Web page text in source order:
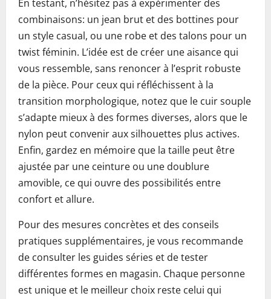
En testant, n’hésitez pas à expérimenter des
combinaisons: un jean brut et des bottines pour
un style casual, ou une robe et des talons pour un
twist féminin. L’idée est de créer une aisance qui
vous ressemble, sans renoncer à l’esprit robuste
de la pièce. Pour ceux qui réfléchissent à la
transition morphologique, notez que le cuir souple
s’adapte mieux à des formes diverses, alors que le
nylon peut convenir aux silhouettes plus actives.
Enfin, gardez en mémoire que la taille peut être
ajustée par une ceinture ou une doublure
amovible, ce qui ouvre des possibilités entre
confort et allure.
Pour des mesures concrètes et des conseils
pratiques supplémentaires, je vous recommande
de consulter les guides séries et de tester
différentes formes en magasin. Chaque personne
est unique et le meilleur choix reste celui qui